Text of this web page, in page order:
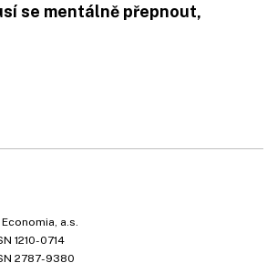
se mentálně přepnout,
Economia, a.s.
1210-0714
2787-9380